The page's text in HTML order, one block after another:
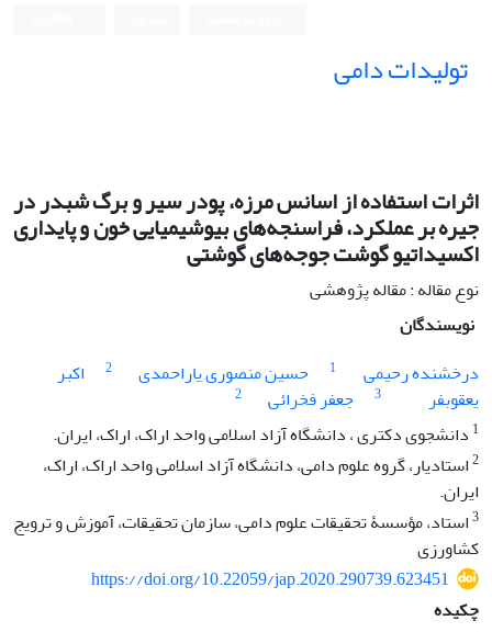
تولیدات دامی
اثرات استفاده از اسانس مرزه، پودر سیر و برگ شبدر در
جیره بر عملکرد، فراسنجه‌های بیوشیمیایی خون و پایداری
اکسیداتیو گوشت جوجه‌های گوشتی
نوع مقاله : مقاله پژوهشی
نویسندگان
درخشنده رحیمی
1 حسین منصوری یاراحمدی 2
اکبر
یعقوبفر
3 جعفر فخرائی
2
1 دانشجوی دکتری ، دانشگاه آزاد اسلامی واحد اراک، اراک، ایران.
2استادیار، گروه علوم دامی، دانشگاه آزاد اسلامی واحد اراک، اراک،
ایران.
3استاد، مؤسسۀ تحقیقات علوم دامی، سازمان تحقیقات، آموزش و ترویج
کشاورزی
https://doi.org/10.22059/jap.2020.290739.623451
چکیده